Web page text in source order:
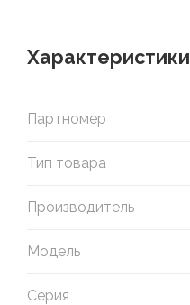
Характеристики
Партномер
Тип товара
Производитель
Модель
Серия